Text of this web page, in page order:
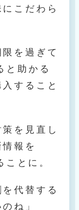
こだわら
を過ぎて
と助かる
すること
を見直し
報を
とに。
代替する
ね」